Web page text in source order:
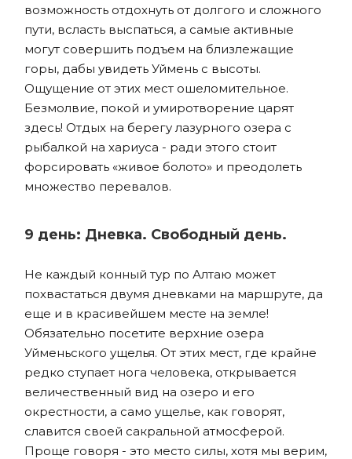
возможность отдохнуть от долгого и сложного
пути, всласть выспаться, а самые активные
могут совершить подъем на близлежащие
горы, дабы увидеть Уймень с высоты.
Ощущение от этих мест ошеломительное.
Безмолвие, покой и умиротворение царят
здесь! Отдых на берегу лазурного озера с
рыбалкой на хариуса - ради этого стоит
форсировать «живое болото» и преодолеть
множество перевалов.
9 день: Дневка. Свободный день.
Не каждый конный тур по Алтаю может
похвастаться двумя дневками на маршруте, да
еще и в красивейшем месте на земле!
Обязательно посетите верхние озера
Уйменьского ущелья. От этих мест, где крайне
редко ступает нога человека, открывается
величественный вид на озеро и его
окрестности, а само ущелье, как говорят,
славится своей сакральной атмосферой.
Проще говоря - это место силы, хотя мы верим,